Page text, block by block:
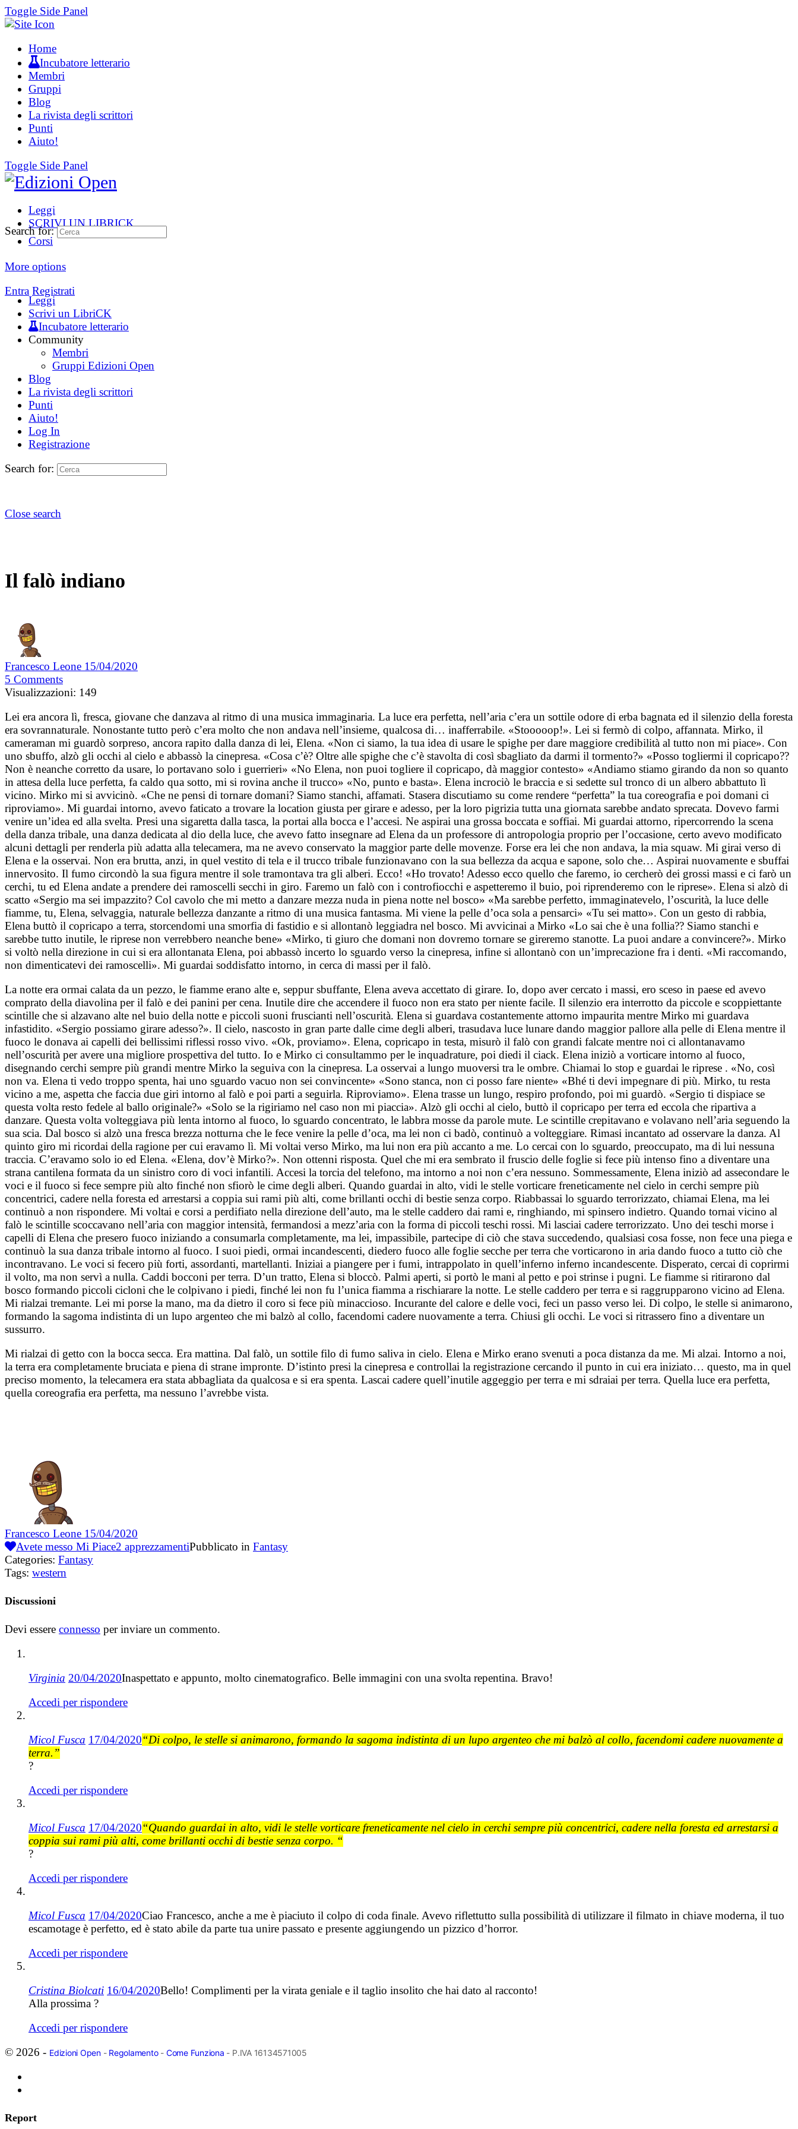
Toggle Side Panel
Home
Incubatore letterario
Membri
Gruppi
Blog
La rivista degli scrittori
Punti
Aiuto!
Toggle Side Panel
Leggi
SCRIVI UN LIBRICK
Corsi
More options
Entra Registrati
Search for:
Leggi
Scrivi un LibriCK
Incubatore letterario
Community
Membri
Gruppi Edizioni Open
Blog
La rivista degli scrittori
Punti
Aiuto!
Log In
Registrazione
Search for:
Close search
Il falò indiano
Francesco Leone 15/04/2020
5 Comments
Visualizzazioni: 149
Lei era ancora lì, fresca, giovane che danzava al ritmo di una musica immaginaria. La luce era perfetta, nell’aria c’era un sottile odore di erba bagnata ed il silenzio della foresta
era sovrannaturale. Nonostante tutto però c’era molto che non andava nell’insieme, qualcosa di… inafferrabile. «Stooooop!». Lei si fermò di colpo, affannata. Mirko, il
cameraman mi guardò sorpreso, ancora rapito dalla danza di lei, Elena. «Non ci siamo, la tua idea di usare le spighe per dare maggiore credibilità al tutto non mi piace». Con
uno sbuffo, alzò gli occhi al cielo e abbassò la cinepresa. «Cosa c’è? Oltre alle spighe che c’è stavolta di così sbagliato da darmi il tormento?» «Posso togliermi il copricapo??
Non è neanche corretto da usare, lo portavano solo i guerrieri» «No Elena, non puoi togliere il copricapo, dà maggior contesto» «Andiamo stiamo girando da non so quanto
in attesa della luce perfetta, fa caldo qua sotto, mi si rovina anche il trucco» «No, punto e basta». Elena incrociò le braccia e si sedette sul tronco di un albero abbattuto lì
vicino. Mirko mi si avvicinò. «Che ne pensi di tornare domani? Siamo stanchi, affamati. Stasera discutiamo su come rendere “perfetta” la tua coreografia e poi domani ci
riproviamo». Mi guardai intorno, avevo faticato a trovare la location giusta per girare e adesso, per la loro pigrizia tutta una giornata sarebbe andato sprecata. Dovevo farmi
venire un’idea ed alla svelta. Presi una sigaretta dalla tasca, la portai alla bocca e l’accesi. Ne aspirai una grossa boccata e soffiai. Mi guardai attorno, ripercorrendo la scena
della danza tribale, una danza dedicata al dio della luce, che avevo fatto insegnare ad Elena da un professore di antropologia proprio per l’occasione, certo avevo modificato
alcuni dettagli per renderla più adatta alla telecamera, ma ne avevo conservato la maggior parte delle movenze. Forse era lei che non andava, la mia squaw. Mi girai verso di
Elena e la osservai. Non era brutta, anzi, in quel vestito di tela e il trucco tribale funzionavano con la sua bellezza da acqua e sapone, solo che… Aspirai nuovamente e sbuffai
innervosito. Il fumo circondò la sua figura mentre il sole tramontava tra gli alberi. Ecco! «Ho trovato! Adesso ecco quello che faremo, io cercherò dei grossi massi e ci farò un
cerchi, tu ed Elena andate a prendere dei ramoscelli secchi in giro. Faremo un falò con i controfiocchi e aspetteremo il buio, poi riprenderemo con le riprese». Elena si alzò di
scatto «Sergio ma sei impazzito? Col cavolo che mi metto a danzare mezza nuda in piena notte nel bosco» «Ma sarebbe perfetto, immaginatevelo, l’oscurità, la luce delle
fiamme, tu, Elena, selvaggia, naturale bellezza danzante a ritmo di una musica fantasma. Mi viene la pelle d’oca sola a pensarci» «Tu sei matto». Con un gesto di rabbia,
Elena buttò il copricapo a terra, storcendomi una smorfia di fastidio e si allontanò leggiadra nel bosco. Mi avvicinai a Mirko «Lo sai che è una follia?? Siamo stanchi e
sarebbe tutto inutile, le riprese non verrebbero neanche bene» «Mirko, ti giuro che domani non dovremo tornare se gireremo stanotte. La puoi andare a convincere?». Mirko
si voltò nella direzione in cui si era allontanata Elena, poi abbassò incerto lo sguardo verso la cinepresa, infine si allontanò con un’imprecazione fra i denti. «Mi raccomando,
non dimenticatevi dei ramoscelli». Mi guardai soddisfatto intorno, in cerca di massi per il falò.
La notte era ormai calata da un pezzo, le fiamme erano alte e, seppur sbuffante, Elena aveva accettato di girare. Io, dopo aver cercato i massi, ero sceso in paese ed avevo
comprato della diavolina per il falò e dei panini per cena. Inutile dire che accendere il fuoco non era stato per niente facile. Il silenzio era interrotto da piccole e scoppiettante
scintille che si alzavano alte nel buio della notte e piccoli suoni fruscianti nell’oscurità. Elena si guardava costantemente attorno impaurita mentre Mirko mi guardava
infastidito. «Sergio possiamo girare adesso?». Il cielo, nascosto in gran parte dalle cime degli alberi, trasudava luce lunare dando maggior pallore alla pelle di Elena mentre il
fuoco le donava ai capelli dei bellissimi riflessi rosso vivo. «Ok, proviamo». Elena, copricapo in testa, misurò il falò con grandi falcate mentre noi ci allontanavamo
nell’oscurità per avere una migliore prospettiva del tutto. Io e Mirko ci consultammo per le inquadrature, poi diedi il ciack. Elena iniziò a vorticare intorno al fuoco,
disegnando cerchi sempre più grandi mentre Mirko la seguiva con la cinepresa. La osservai a lungo muoversi tra le ombre. Chiamai lo stop e guardai le riprese . «No, così
non va. Elena ti vedo troppo spenta, hai uno sguardo vacuo non sei convincente» «Sono stanca, non ci posso fare niente» «Bhé ti devi impegnare di più. Mirko, tu resta
vicino a me, aspetta che faccia due giri intorno al falò e poi parti a seguirla. Riproviamo». Elena trasse un lungo, respiro profondo, poi mi guardò. «Sergio ti dispiace se
questa volta resto fedele al ballo originale?» «Solo se la rigiriamo nel caso non mi piaccia». Alzò gli occhi al cielo, buttò il copricapo per terra ed eccola che ripartiva a
danzare. Questa volta volteggiava più lenta intorno al fuoco, lo sguardo concentrato, le labbra mosse da parole mute. Le scintille crepitavano e volavano nell’aria seguendo la
sua scia. Dal bosco si alzò una fresca brezza notturna che le fece venire la pelle d’oca, ma lei non ci badò, continuò a volteggiare. Rimasi incantato ad osservare la danza. Al
quinto giro mi ricordai della ragione per cui eravamo lì. Mi voltai verso Mirko, ma lui non era più accanto a me. Lo cercai con lo sguardo, preoccupato, ma di lui nessuna
traccia. C’eravamo solo io ed Elena. «Elena, dov’è Mirko?». Non ottenni risposta. Quel che mi era sembrato il fruscio delle foglie si fece più intenso fino a diventare una
strana cantilena formata da un sinistro coro di voci infantili. Accesi la torcia del telefono, ma intorno a noi non c’era nessuno. Sommessamente, Elena iniziò ad assecondare le
voci e il fuoco si fece sempre più alto finché non sfiorò le cime degli alberi. Quando guardai in alto, vidi le stelle vorticare freneticamente nel cielo in cerchi sempre più
concentrici, cadere nella foresta ed arrestarsi a coppia sui rami più alti, come brillanti occhi di bestie senza corpo. Riabbassai lo sguardo terrorizzato, chiamai Elena, ma lei
continuò a non rispondere. Mi voltai e corsi a perdifiato nella direzione dell’auto, ma le stelle caddero dai rami e, ringhiando, mi spinsero indietro. Quando tornai vicino al
falò le scintille scoccavano nell’aria con maggior intensità, fermandosi a mezz’aria con la forma di piccoli teschi rossi. Mi lasciai cadere terrorizzato. Uno dei teschi morse i
capelli di Elena che presero fuoco iniziando a consumarla completamente, ma lei, impassibile, partecipe di ciò che stava succedendo, qualsiasi cosa fosse, non fece una piega e
continuò la sua danza tribale intorno al fuoco. I suoi piedi, ormai incandescenti, diedero fuoco alle foglie secche per terra che vorticarono in aria dando fuoco a tutto ciò che
incontravano. Le voci si fecero più forti, assordanti, martellanti. Iniziai a piangere per i fumi, intrappolato in quell’inferno inferno incandescente. Disperato, cercai di coprirmi
il volto, ma non servì a nulla. Caddi bocconi per terra. D’un tratto, Elena si bloccò. Palmi aperti, si portò le mani al petto e poi strinse i pugni. Le fiamme si ritirarono dal
bosco formando piccoli cicloni che le colpivano i piedi, finché lei non fu l’unica fiamma a rischiarare la notte. Le stelle caddero per terra e si raggrupparono vicino ad Elena.
Mi rialzai tremante. Lei mi porse la mano, ma da dietro il coro si fece più minaccioso. Incurante del calore e delle voci, feci un passo verso lei. Di colpo, le stelle si animarono,
formando la sagoma indistinta di un lupo argenteo che mi balzò al collo, facendomi cadere nuovamente a terra. Chiusi gli occhi. Le voci si ritrassero fino a diventare un
sussurro.
Mi rialzai di getto con la bocca secca. Era mattina. Dal falò, un sottile filo di fumo saliva in cielo. Elena e Mirko erano svenuti a poca distanza da me. Mi alzai. Intorno a noi,
la terra era completamente bruciata e piena di strane impronte. D’istinto presi la cinepresa e controllai la registrazione cercando il punto in cui era iniziato… questo, ma in quel
preciso momento, la telecamera era stata abbagliata da qualcosa e si era spenta. Lascai cadere quell’inutile aggeggio per terra e mi sdraiai per terra. Quella luce era perfetta,
quella coreografia era perfetta, ma nessuno l’avrebbe vista.
Francesco Leone 15/04/2020
Avete messo Mi Piace2 apprezzamentiPubblicato in Fantasy
Categories: Fantasy
Tags: western
Discussioni
Devi essere connesso per inviare un commento.
Virginia 20/04/2020Inaspettato e appunto, molto cinematografico. Belle immagini con una svolta repentina. Bravo!
Accedi per rispondere
Micol Fusca 17/04/2020“Di colpo, le stelle si animarono, formando la sagoma indistinta di un lupo argenteo che mi balzò al collo, facendomi cadere nuovamente a
terra.”
?
Accedi per rispondere
Micol Fusca 17/04/2020“Quando guardai in alto, vidi le stelle vorticare freneticamente nel cielo in cerchi sempre più concentrici, cadere nella foresta ed arrestarsi a
coppia sui rami più alti, come brillanti occhi di bestie senza corpo. “
?
Accedi per rispondere
Micol Fusca 17/04/2020Ciao Francesco, anche a me è piaciuto il colpo di coda finale. Avevo riflettutto sulla possibilità di utilizzare il filmato in chiave moderna, il tuo
escamotage è perfetto, ed è stato abile da parte tua unire passato e presente aggiungendo un pizzico d’horror.
Accedi per rispondere
Cristina Biolcati 16/04/2020Bello! Complimenti per la virata geniale e il taglio insolito che hai dato al racconto!
Alla prossima ?
Accedi per rispondere
© 2026 - Edizioni Open- Regolamento- Come Funziona - P.IVA 16134571005
Report